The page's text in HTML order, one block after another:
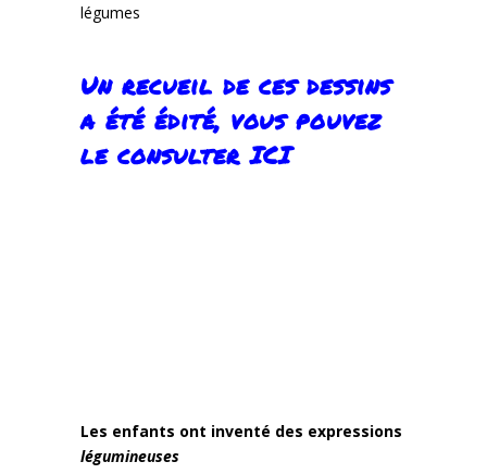
légumes
Un recueil de ces dessins
a été édité, vous pouvez
le consulter ICI
Les enfants ont inventé des expressions
légumineuses